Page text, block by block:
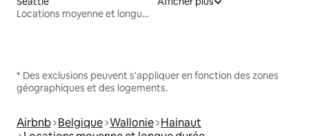
Locations moyenne et longue durée
* Des exclusions peuvent s'appliquer en fonction des zones
géographiques et des logements.
Airbnb Belgique Wallonie Hainaut